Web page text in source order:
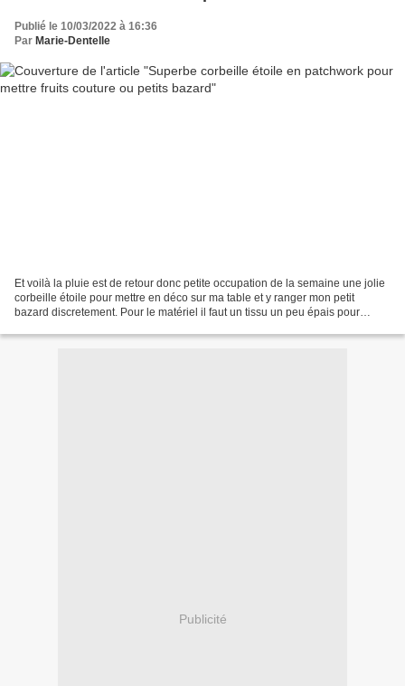
Publié le 10/03/2022 à 16:36
Par Marie-Dentelle
Et voilà la pluie est de retour donc petite occupation de la semaine une jolie
corbeille étoile pour mettre en déco sur ma table et y ranger mon petit
bazard discretement. Pour le matériel il faut un tissu un peu épais pour
Publicité